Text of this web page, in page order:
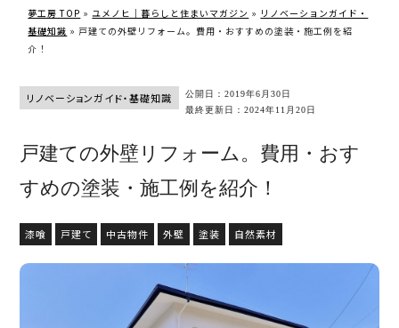
夢工房 TOP » ユメノヒ｜暮らしと住まいマガジン » リノベーションガイド・
基礎知識 » 戸建ての外壁リフォーム。費用・おすすめの塗装・施工例を紹
介！
リノベーションガイド・基礎知識
公開日：2019年6月30日
最終更新日：2024年11月20日
戸建ての外壁リフォーム。費用・おす
すめの塗装・施工例を紹介！
漆喰 戸建て 中古物件 外壁 塗装 自然素材